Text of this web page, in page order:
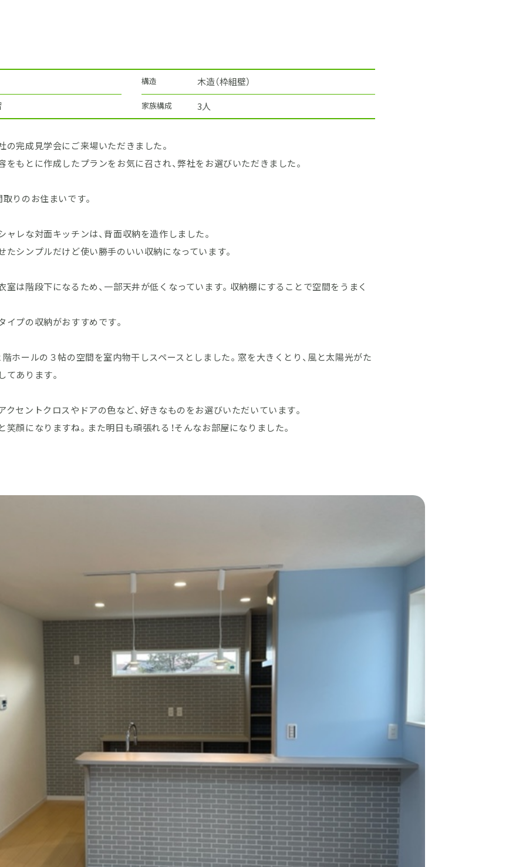
構造
木造（枠組壁）
家族構成 3人
完成見学会にご来場いただきました。
もとに作成したプランをお気に召され、弊社をお選びいただきました。
りのお住まいです。
レな対面キッチンは、背面収納を造作しました。
シンプルだけど使い勝手のいい収納になっています。
は階段下になるため、一部天井が低くなっています。収納棚にすることで空間をうまく
プの収納がおすすめです。
ホールの３帖の空間を室内物干しスペースとしました。窓を大きくとり、風と太陽光がた
あります。
セントクロスやドアの色など、好きなものをお選びいただいています。
顔になりますね。また明日も頑張れる！そんなお部屋になりました。